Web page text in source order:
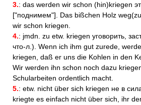
3.: das werden wir schon (hin)kriegen
["поднимем"]. Das bißchen Holz
wir schon kriegen.
4.: jmdn. zu etw. kriegen уговорить,
что-л.). Wenn ich ihm gut zurede,
kriegen, daß er uns die Kohlen in den
Wir werden ihn schon noch dazu
Schularbeiten ordentlich macht.
5.: etw. nicht über sich kriegen не в
kriegte es einfach nicht über sich, ihr